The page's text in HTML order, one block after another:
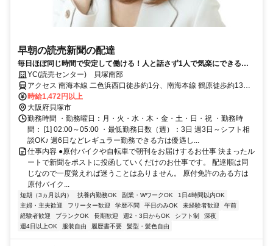
早朝の読売新聞の配達
毎日ほぼ同じ時間で安定して働ける！人と話さず1人で気楽にできるシ
ンプル作業！家計や年金の＋αにもぴったり！中高年の方（50代・60
代）も活躍中！
YC(読売センター) 貝塚南部
アクセス 南海本線 二色浜西口徒歩約1分、南海本線 鶴原徒歩約13
分、ＪＲ阪和線 和泉橋本徒歩約19分
時給1,472円以上
大阪府貝塚市
勤務時間 ・勤務曜日：月・火・水・木・金・土・日・祝 ・勤務時
間： [1] 02:00～05:00 ・最低勤務日数（週）：3日 週3日～シフト相
談OK♪ 週6日などレギュラー勤務できる方は優遇し...
仕事内容 ●原付バイクや自転車で朝刊をお届けするお仕事 決まったル
ートで新聞をポストに投函していくだけのお仕事です。 配達順は同
じなので一度覚えれば迷うことはありません。 原付免許のある方は
原付バイク...
短期（3ヵ月以内） 扶養内勤務OK 副業・WワークOK
1日4時間以内OK
主婦・主夫歓迎
フリーター歓迎 学歴不問 平日のみOK 未経験者歓迎
午前
経験者歓迎
ブランクOK 長期歓迎 週2・3日からOK シフト制
深夜
週4日以上OK
服装自由 履歴書不要 髪型・髪色自由